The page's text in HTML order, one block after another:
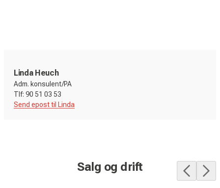
Linda Heuch
Adm. konsulent/PA
Send epost til Linda
Salg og drift